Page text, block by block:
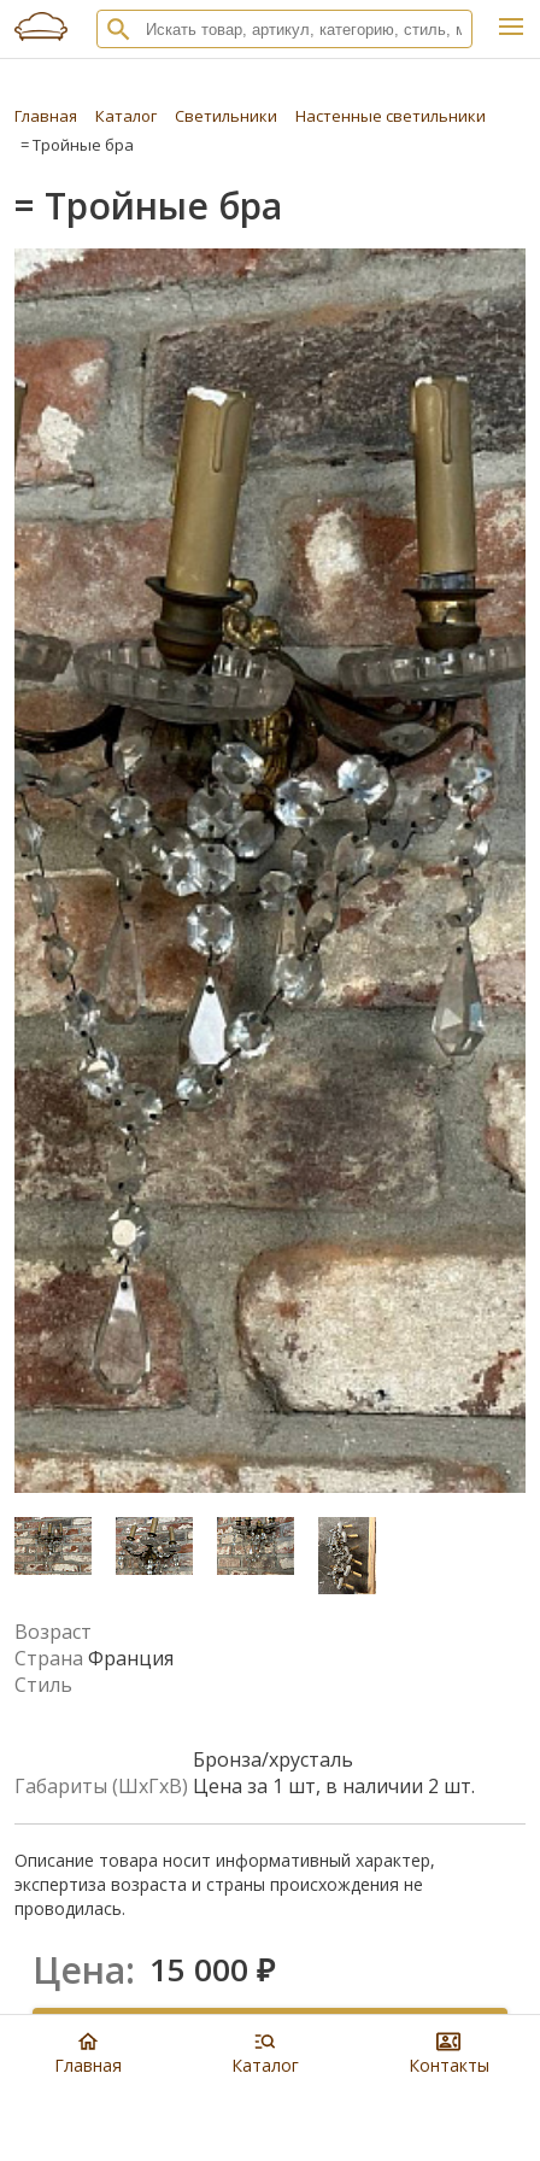
Главная Каталог Светильники
Настенные светильники
= Тройные бра
= Тройные бра
Возраст
Страна Франция
Стиль
Габариты (ШхГхВ)
Бронза/хрусталь
Цена за 1 шт, в наличии 2 шт.
Описание товара носит информативный характер,
экспертиза возраста и страны происхождения не
проводилась.
Цена: 15 000 ₽
Купить
Главная Каталог Контакты